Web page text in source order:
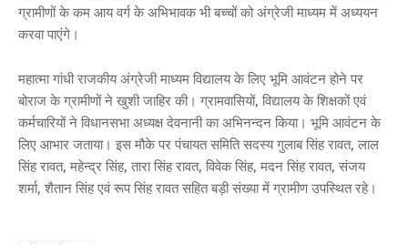
ग्रामीणों के कम आय वर्ग के अभिभावक भी बच्चों को अंग्रेजी माध्यम में अध्ययन
करवा पाएंगे।
महात्मा गांधी राजकीय अंग्रेजी माध्यम विद्यालय के लिए भूमि आवंटन होने पर
बोराज के ग्रामीणों ने खुशी जाहिर की। ग्रामवासियों, विद्यालय के शिक्षकों एवं
कर्मचारियों ने विधानसभा अध्यक्ष देवनानी का अभिनन्दन किया। भूमि आवंटन के
लिए आभार जताया। इस मौके पर पंचायत समिति सदस्य गुलाब सिंह रावत, लाल
सिंह रावत, महेन्द्र सिंह, तारा सिंह रावत, विवेक सिंह, मदन सिंह रावत, संजय
शर्मा, शैतान सिंह एवं रूप सिंह रावत सहित बड़ी संख्या में ग्रामीण उपस्थित रहे।